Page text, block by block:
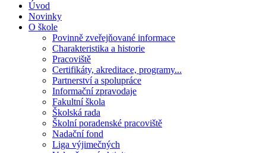
Úvod
Novinky
O škole
Povinně zveřejňované informace
Charakteristika a historie
Pracoviště
Certifikáty, akreditace, programy...
Partnerství a spolupráce
Informační zpravodaje
Fakultní škola
Školská rada
Školní poradenské pracoviště
Nadační fond
Liga výjimečných